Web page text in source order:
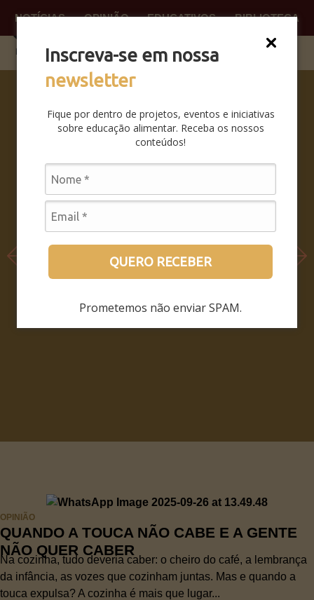
Inscreva-se em nossa
newsletter
Fique por dentro de projetos, eventos e iniciativas
sobre educação alimentar. Receba os nossos
conteúdos!
QUERO RECEBER
Prometemos não enviar SPAM.
NOTÍCIAS OPINIÃO EDUCATIVOS BIBLIOTECA
SABERES
DA BOCA
PRA BOCA:
COMO FOI
SEMINÁRIO
LEIA MAIS
OPINIÃO
QUANDO A TOUCA NÃO CABE E A GENTE
NÃO QUER CABER
Na cozinha, tudo deveria caber: o cheiro do café, a lembrança
da infância, as vozes que cozinham juntas. Mas e quando a
touca expulsa? A cozinha é mais que lugar...